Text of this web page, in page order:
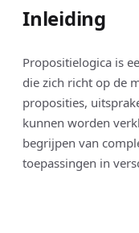
Inleiding
Propositielogica is
die zich richt op de
proposities,
kunnen worden
begrijpen van
toepassingen in